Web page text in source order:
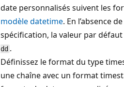
date personnalisés suivent les
modèle datetime. En l’absence de
spécification, la valeur par
dd .
Définissez le format du type
une chaîne avec un format